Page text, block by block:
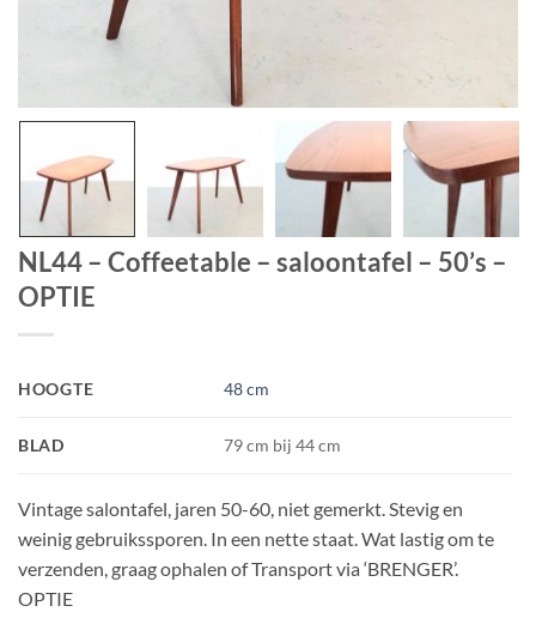
NL44 – Coffeetable – saloontafel – 50’s –
OPTIE
HOOGTE 48 cm
BLAD 79 cm bij 44 cm
Vintage salontafel, jaren 50-60, niet gemerkt. Stevig en
weinig gebruikssporen. In een nette staat. Wat lastig om te
verzenden, graag ophalen of Transport via ‘BRENGER’.
OPTIE